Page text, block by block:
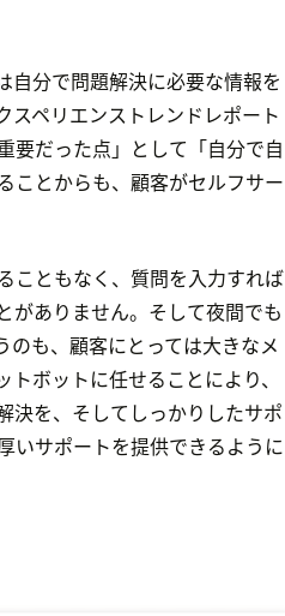
自分で問題解決に必要な情報を
スペリエンストレンドレポート
要だった点」として「自分で自
ことからも、顧客がセルフサー
こともなく、質問を入力すれば
がありません。そして夜間でも
も、顧客にとっては大きなメ
ボットに任せることにより、
決を、そしてしっかりしたサポ
いサポートを提供できるように